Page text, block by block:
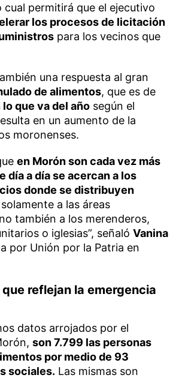
cual permitirá que el ejecutivo
los procesos de licitación
para los vecinos que
una respuesta al gran
de alimentos, que es de
que va del año según el
en un aumento de la
moronenses.
en Morón son cada vez más
día a día se acercan a los
donde se distribuyen
a las áreas
también a los merenderos,
o iglesias”, señaló Vanina
por Unión por la Patria en
reflejan la emergencia
datos arrojados por el
son 7.799 las personas
por medio de 93
sociales. Las mismas son